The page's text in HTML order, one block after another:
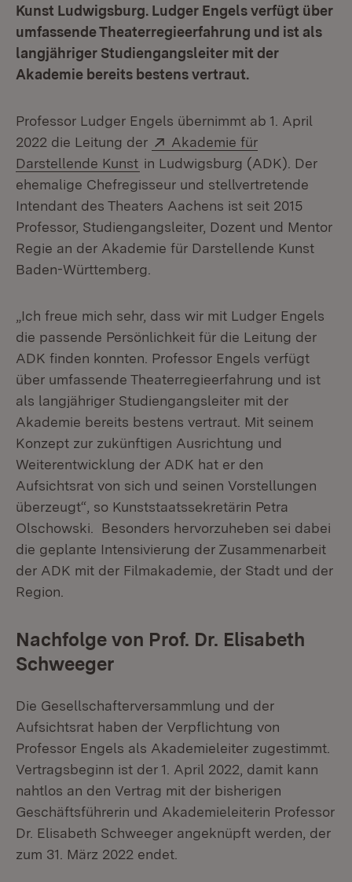
Kunst Ludwigsburg. Ludger Engels verfügt über
umfassende Theaterregieerfahrung und ist als
langjähriger Studiengangsleiter mit der
Akademie bereits bestens vertraut.
Professor Ludger Engels übernimmt ab 1. April
2022 die Leitung der
Extern:
Akademie für
Darstellende Kunst (Öffnet in neuem Fenster)
in Ludwigsburg (ADK). Der
ehemalige Chefregisseur und stellvertretende
Intendant des Theaters Aachens ist seit 2015
Professor, Studiengangsleiter, Dozent und Mentor
Regie an der Akademie für Darstellende Kunst
Baden-Württemberg.
„Ich freue mich sehr, dass wir mit Ludger Engels
die passende Persönlichkeit für die Leitung der
ADK finden konnten. Professor Engels verfügt
über umfassende Theaterregieerfahrung und ist
als langjähriger Studiengangsleiter mit der
Akademie bereits bestens vertraut. Mit seinem
Konzept zur zukünftigen Ausrichtung und
Weiterentwicklung der ADK hat er den
Aufsichtsrat von sich und seinen Vorstellungen
überzeugt“, so Kunststaatssekretärin Petra
Olschowski. Besonders hervorzuheben sei dabei
die geplante Intensivierung der Zusammenarbeit
der ADK mit der Filmakademie, der Stadt und der
Region.
Nachfolge von Prof. Dr. Elisabeth
Schweeger
Die Gesellschafterversammlung und der
Aufsichtsrat haben der Verpflichtung von
Professor Engels als Akademieleiter zugestimmt.
Vertragsbeginn ist der 1. April 2022, damit kann
nahtlos an den Vertrag mit der bisherigen
Geschäftsführerin und Akademieleiterin Professor
Dr. Elisabeth Schweeger angeknüpft werden, der
zum 31. März 2022 endet.